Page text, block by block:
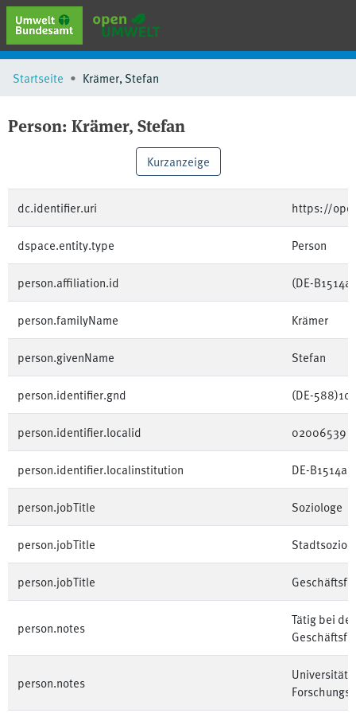
erweiterte Suche
Browse
Schlagwörter
Startseite Krämer, Stefan
Person: Krämer, Stefan
Kurzanzeige
dc.identifier.uri https://
dspace.entity.type Person
person.affiliation.id (DE-
person.familyName Krämer
person.givenName Stefan
person.identifier.gnd (DE-
person.identifier.localid 02006539
person.identifier.localinstitution DE-B1514a
person.jobTitle Soziologe
person.jobTitle
person.jobTitle
person.notes
Tätig bei
person.notes
Universität